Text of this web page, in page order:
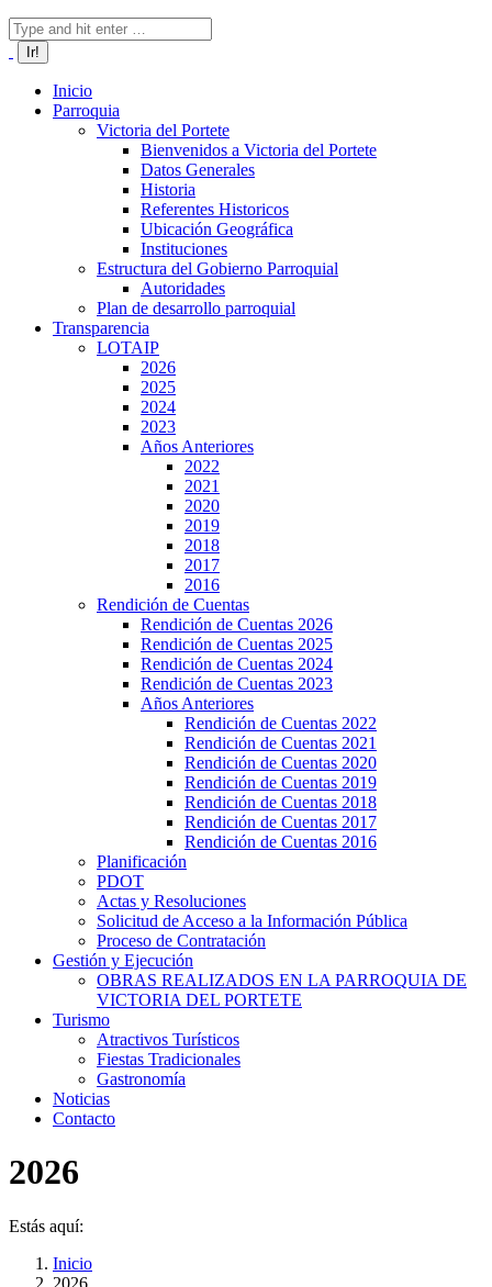
Buscar:
Inicio
Parroquia
Victoria del Portete
Bienvenidos a Victoria del Portete
Datos Generales
Historia
Referentes Historicos
Ubicación Geográfica
Instituciones
Estructura del Gobierno Parroquial
Autoridades
Plan de desarrollo parroquial
Transparencia
LOTAIP
2026
2025
2024
2023
Años Anteriores
2022
2021
2020
2019
2018
2017
2016
Rendición de Cuentas
Rendición de Cuentas 2026
Rendición de Cuentas 2025
Rendición de Cuentas 2024
Rendición de Cuentas 2023
Años Anteriores
Rendición de Cuentas 2022
Rendición de Cuentas 2021
Rendición de Cuentas 2020
Rendición de Cuentas 2019
Rendición de Cuentas 2018
Rendición de Cuentas 2017
Rendición de Cuentas 2016
Planificación
PDOT
Actas y Resoluciones
Solicitud de Acceso a la Información Pública
Proceso de Contratación
Gestión y Ejecución
OBRAS REALIZADOS EN LA PARROQUIA DE
VICTORIA DEL PORTETE
Turismo
Atractivos Turísticos
Fiestas Tradicionales
Gastronomía
Noticias
Contacto
2026
Estás aquí:
Inicio
2026